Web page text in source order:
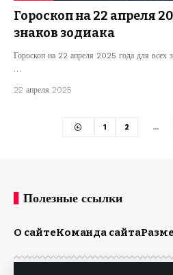
Гороскоп на 22 апреля
знаков зодиака
Гороскоп на 22 апреля 2025 года для всех
…
22 апреля 2025
1 2 …
Полезные ссылки
О сайтеКоманда сайта